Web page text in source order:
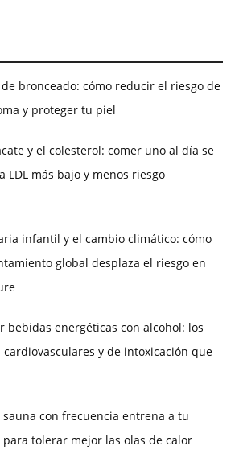
de bronceado: cómo reducir el riesgo de
y proteger tu piel
y el colesterol: comer uno al día se
LDL más bajo y menos riesgo
infantil y el cambio climático: cómo
global desplaza el riesgo en
bebidas energéticas con alcohol: los
cardiovasculares y de intoxicación que
sauna con frecuencia entrena a tu
tolerar mejor las olas de calor